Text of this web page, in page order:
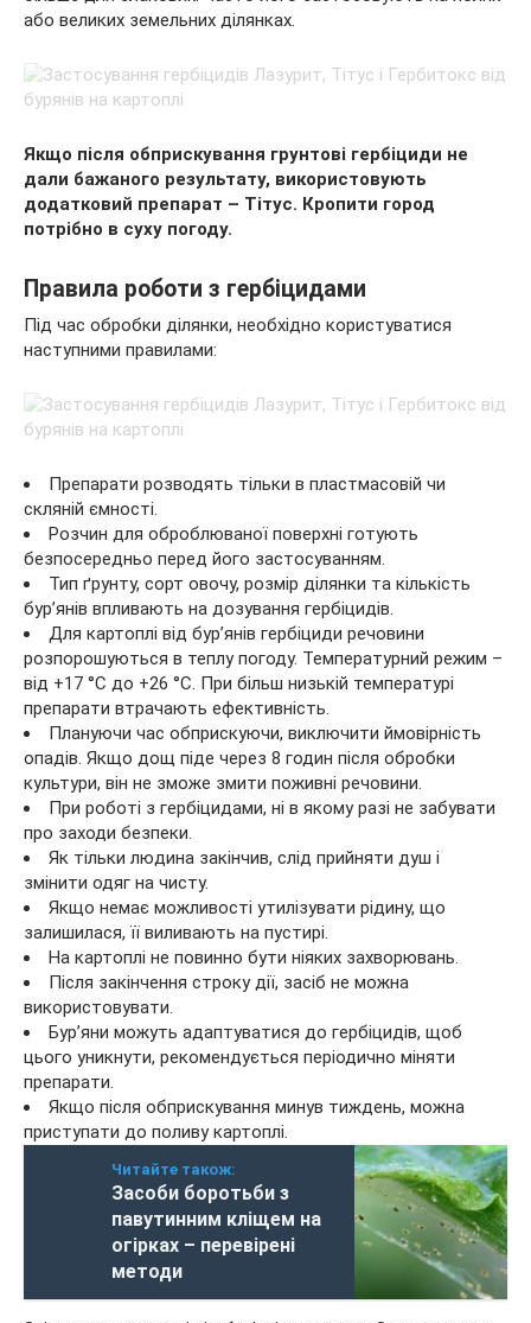
або великих земельних ділянках.
Якщо після обприскування грунтові гербіциди не
дали бажаного результату, використовують
додатковий препарат – Тітус. Кропити город
потрібно в суху погоду.
Правила роботи з гербіцидами
Під час обробки ділянки, необхідно користуватися
наступними правилами:
Препарати розводять тільки в пластмасовій чи
скляній ємності.
Розчин для оброблюваної поверхні готують
безпосередньо перед його застосуванням.
Тип ґрунту, сорт овочу, розмір ділянки та кількість
бур’янів впливають на дозування гербіцидів.
Для картоплі від бур’янів гербіциди речовини
розпорошуються в теплу погоду. Температурний режим –
від +17 °C до +26 °C. При більш низькій температурі
препарати втрачають ефективність.
Плануючи час обприскуючи, виключити ймовірність
опадів. Якщо дощ піде через 8 годин після обробки
культури, він не зможе змити поживні речовини.
При роботі з гербіцидами, ні в якому разі не забувати
про заходи безпеки.
Як тільки людина закінчив, слід прийняти душ і
змінити одяг на чисту.
Якщо немає можливості утилізувати рідину, що
залишилася, її виливають на пустирі.
На картоплі не повинно бути ніяких захворювань.
Після закінчення строку дії, засіб не можна
використовувати.
Бур’яни можуть адаптуватися до гербіцидів, щоб
цього уникнути, рекомендується періодично міняти
препарати.
Якщо після обприскування минув тиждень, можна
приступати до поливу картоплі.
Читайте також:
Засоби боротьби з
павутинним кліщем на
огірках – перевірені
методи